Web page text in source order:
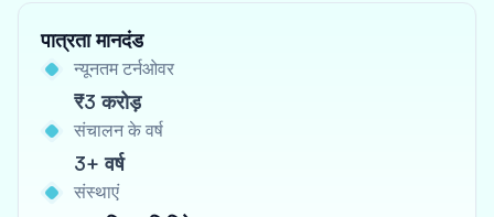
पात्रता मानदंड
न्यूनतम टर्नओवर
₹3 करोड़
संचालन के वर्ष
3+ वर्ष
संस्थाएं